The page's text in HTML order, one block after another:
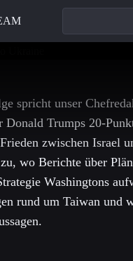
spricht unser
Donald Trumps 20-
zwischen Israel
wo Berichte über
Washingtons
rund um Taiwan und